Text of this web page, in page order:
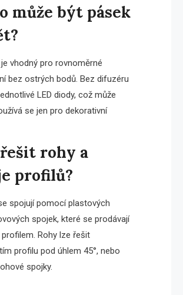
může být pásek
vhodný pro rovnoměrné
bez ostrých bodů. Bez difuzéru
LED diody, což může
se jen pro dekorativní
rohy a
profilů?
spojují pomocí plastových
spojek, které se prodávají
Rohy lze řešit
profilu pod úhlem 45°, nebo
spojky.